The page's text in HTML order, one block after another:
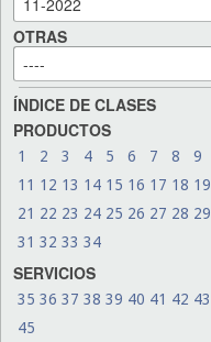
OTRAS
ÍNDICE DE CLASES
PRODUCTOS
1 2 3 4 5 6 7 8 9
11 12 13 14 15 16 17 18 19
21 22 23 24 25 26 27 28 29
31 32 33 34
SERVICIOS
35 36 37 38 39 40 41 42 43
45